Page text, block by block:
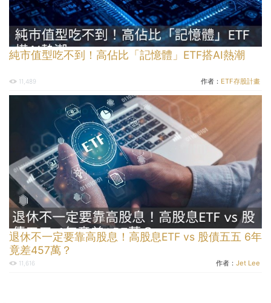
純市值型吃不到！高佔比「記憶體」ETF搭AI熱潮
11,489 作者： ETF存股計畫
退休不一定要靠高股息！高股息ETF vs 股債五五 6年
竟差457萬？
11,616 作者： Jet Lee